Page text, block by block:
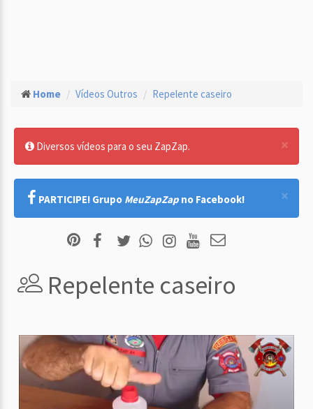
Home Vídeos Outros Repelente caseiro
×
Diversos vídeos para o seu ZapZap.
×
PARTICIPE! Grupo MeuZapZap no Facebook!
Repelente caseiro